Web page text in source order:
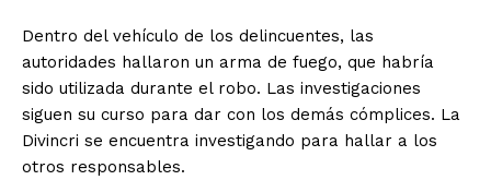
Dentro del vehículo de los delincuentes, las
autoridades hallaron un arma de fuego, que habría
sido utilizada durante el robo. Las investigaciones
siguen su curso para dar con los demás cómplices. La
Divincri se encuentra investigando para hallar a los
otros responsables.